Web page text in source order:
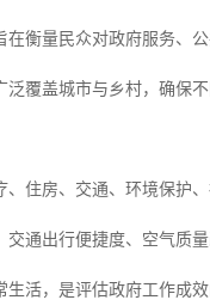
衡量民众对政府服务、
泛覆盖城市与乡村，确保
、住房、交通、环境保护
通出行便捷度、空气质
活，是评估政府工作成效